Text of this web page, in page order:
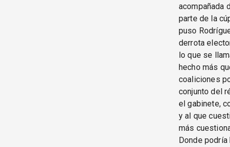
acompañada
parte de la
puso
derrota
lo que se
hecho más
coaliciones
conjunto del
el gabinete,
y al que
más
Donde